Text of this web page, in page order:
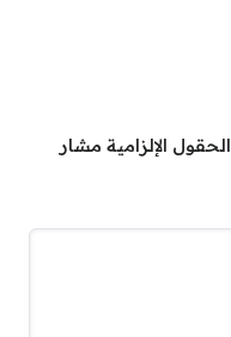
الحقول الإلزامية مشار